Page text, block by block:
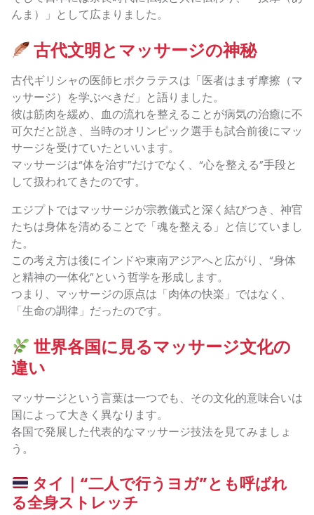
んま）」として広まりました。
古代文明とマッサージの神秘
古代ギリシャの医師ヒポクラテスは「医者はまず摩擦（マ
ッサージ）を学ぶべきだ」と語りました。
彼は筋肉を緩め、血の流れを整えることが病気の治癒に不
可欠だと説き、当時のオリンピック選手も試合前後にマッ
サージを受けていたといいます。
マッサージは“体を治す”だけでなく、“心を整える”手段と
して扱われてきたのです。
エジプトではマッサージが宗教儀式と深く結びつき、神官
たちは身体を清めることで「魂を整える」と信じていまし
た。
この考え方は後にインドや東南アジアへと広がり、“身体
と精神の一体化”という哲学を形成します。
つまり、マッサージの原点は「肉体の快楽」ではなく、
「生命の調律」だったのです。
世界各国に見るマッサージ文化の
違い
マッサージという言葉は一つでも、その文化的意味合いは
国によって大きく異なります。
各国で発展した代表的なマッサージ技法を見てみましょ
う。
タイ｜“二人で行うヨガ”とも呼ばれ
る全身ストレッチ